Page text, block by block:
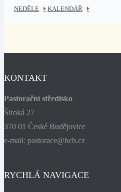
NEDĚLE
KALENDÁŘ
KONTAKT
Pastorační středisko
Široká 27
370 01 České Budějovice
e-mail: pastorace@bcb.cz
RYCHLÁ NAVIGACE